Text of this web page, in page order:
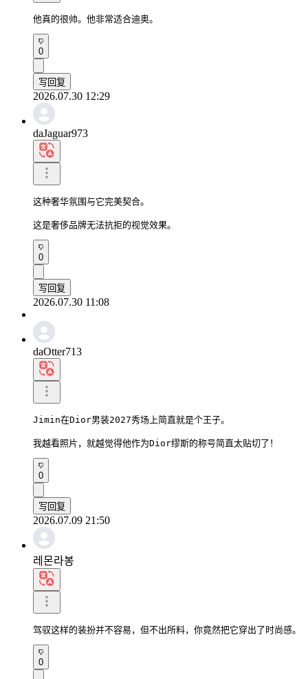
他真的很帅。他非常适合迪奥。
0
写回复
2026.07.30 12:29
daJaguar973
这种奢华氛围与它完美契合。
这是奢侈品牌无法抗拒的视觉效果。
0
写回复
2026.07.30 11:08
daOtter713
Jimin在Dior男装2027秀场上简直就是个王子。
我越看照片，就越觉得他作为Dior缪斯的称号简直太贴切了！
0
写回复
2026.07.09 21:50
레몬라봉
驾驭这样的装扮并不容易，但不出所料，你竟然把它穿出了时尚感。
0